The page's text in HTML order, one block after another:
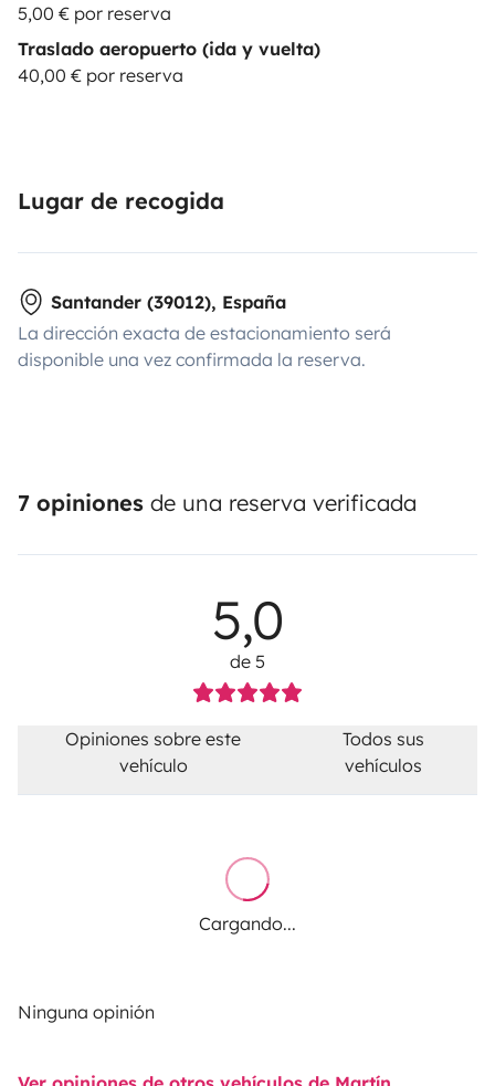
5,00 € por reserva
Traslado aeropuerto (ida y vuelta)
40,00 € por reserva
Lugar de recogida
Santander (39012), España
La dirección exacta de estacionamiento será
disponible una vez confirmada la reserva.
7 opiniones de una reserva verificada
5,0
de 5
Opiniones sobre este
vehículo
Todos sus
vehículos
Cargando...
Ninguna opinión